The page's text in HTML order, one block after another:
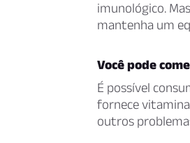
imunológico.
mantenha um
Você pode
É possível
fornece
outros